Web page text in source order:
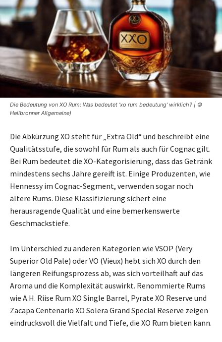
Die Bedeutung von XO Rum: Was bedeutet 'xo rum bedeutung' wirklich? | ©
Heilbronner Allgemeine)
Die Abkürzung XO steht für „Extra Old“ und beschreibt eine
Qualitätsstufe, die sowohl für Rum als auch für Cognac gilt.
Bei Rum bedeutet die XO-Kategorisierung, dass das Getränk
mindestens sechs Jahre gereift ist. Einige Produzenten, wie
Hennessy im Cognac-Segment, verwenden sogar noch
ältere Rums. Diese Klassifizierung sichert eine
herausragende Qualität und eine bemerkenswerte
Geschmackstiefe.
Im Unterschied zu anderen Kategorien wie VSOP (Very
Superior Old Pale) oder VO (Vieux) hebt sich XO durch den
längeren Reifungsprozess ab, was sich vorteilhaft auf das
Aroma und die Komplexität auswirkt. Renommierte Rums
wie A.H. Riise Rum XO Single Barrel, Pyrate XO Reserve und
Zacapa Centenario XO Solera Grand Special Reserve zeigen
eindrucksvoll die Vielfalt und Tiefe, die XO Rum bieten kann.